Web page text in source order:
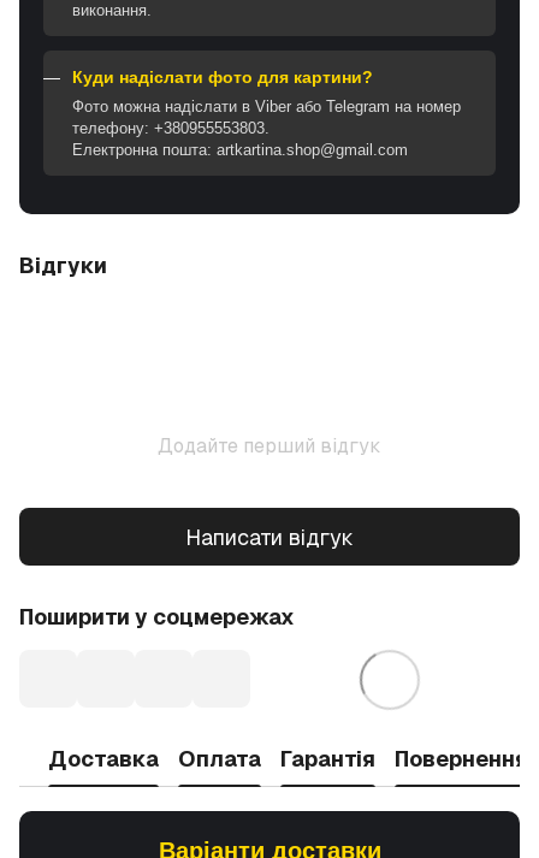
виконання.
Куди надіслати фото для картини?
Фото можна надіслати в Viber або Telegram на номер
телефону: +380955553803.
Електронна пошта: artkartina.shop@gmail.com
Відгуки
Додайте перший відгук
Написати відгук
Поширити у соцмережах
Доставка Оплата Гарантія Повернення
Варіанти доставки